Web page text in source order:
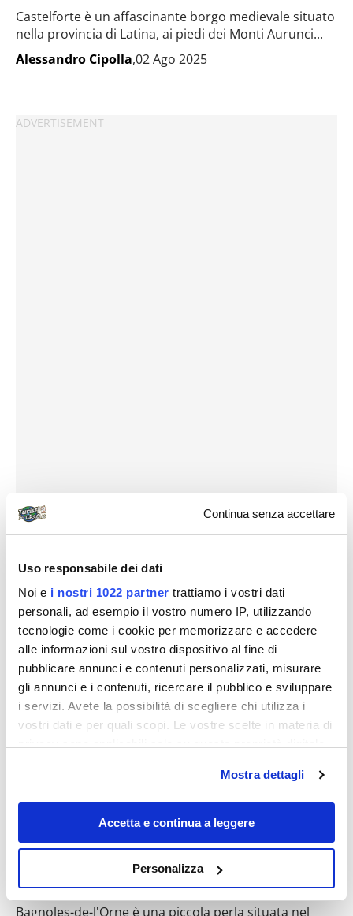
Continua senza accettare
Uso responsabile dei dati
Noi e i nostri 1022 partner trattiamo i vostri dati
personali, ad esempio il vostro numero IP, utilizzando
tecnologie come i cookie per memorizzare e accedere
alle informazioni sul vostro dispositivo al fine di
pubblicare annunci e contenuti personalizzati, misurare
gli annunci e i contenuti, ricercare il pubblico e sviluppare
i servizi. Avete la possibilità di scegliere chi utilizza i
vostri dati e per quali scopi. Le vostre scelte in materia di
modificare o revocare il proprio consenso in qualsiasi
momento dalla Dichiarazione sui cookie o facendo clic
sull'icona di attivazione della privacy.
raccogliere informazioni sulla tua posizione
geografica, con un'approssimazione di qualche
Mostra dettagli
Accetta e continua a leggere
Personalizza
Castelforte è un affascinante borgo medievale situato
nella provincia di Latina, ai piedi dei Monti Aurunci...
Alessandro Cipolla,02 Ago 2025
Destinazioni
In Normandia c’è la città più
rappresentativa della Belle Époque: tra
terme e casinò, sembra di ritrovarsi a
inizio ‘900
Bagnoles-de-l'Orne è una piccola perla situata nel